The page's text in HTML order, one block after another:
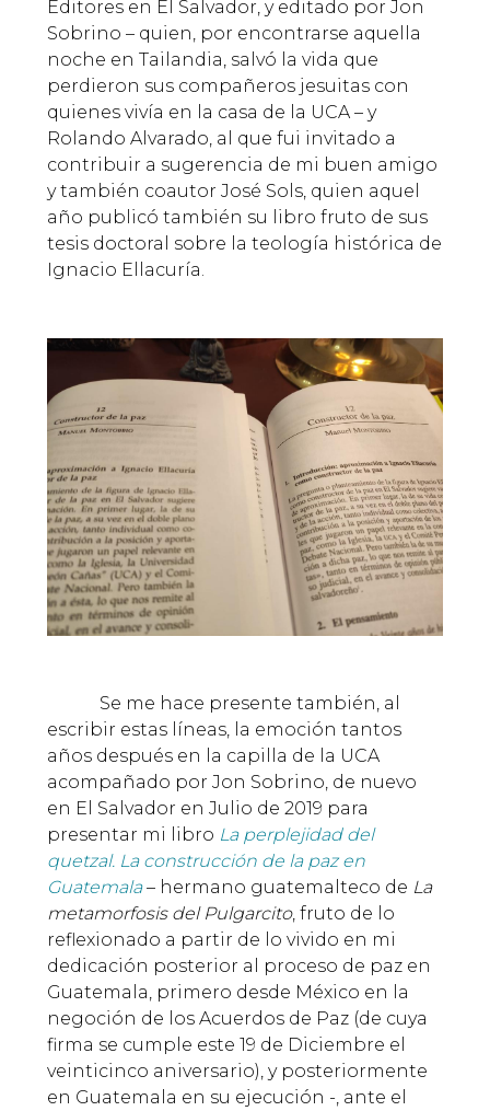
Editores en El Salvador, y editado por Jon
Sobrino – quien, por encontrarse aquella
noche en Tailandia, salvó la vida que
perdieron sus compañeros jesuitas con
quienes vivía en la casa de la UCA – y
Rolando Alvarado, al que fui invitado a
contribuir a sugerencia de mi buen amigo
y también coautor José Sols, quien aquel
año publicó también su libro fruto de sus
tesis doctoral sobre la teología histórica de
Ignacio Ellacuría.
Se me hace presente también, al
escribir estas líneas, la emoción tantos
años después en la capilla de la UCA
acompañado por Jon Sobrino, de nuevo
en El Salvador en Julio de 2019 para
presentar mi libro La perplejidad del
quetzal. La construcción de la paz en
Guatemala– hermano guatemalteco de La
metamorfosis del Pulgarcito, fruto de lo
reflexionado a partir de lo vivido en mi
dedicación posterior al proceso de paz en
Guatemala, primero desde México en la
negoción de los Acuerdos de Paz (de cuya
firma se cumple este 19 de Diciembre el
veinticinco aniversario), y posteriormente
en Guatemala en su ejecución -, ante el